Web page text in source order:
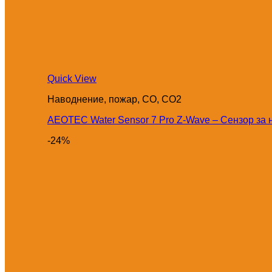
Quick View
Наводнение, пожар, CO, CO2
AEOTEC Water Sensor 7 Pro Z-Wave – Сензор за
-24%